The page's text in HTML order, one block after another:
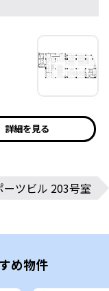
詳細を見る
ーツビル 203号室
め物件